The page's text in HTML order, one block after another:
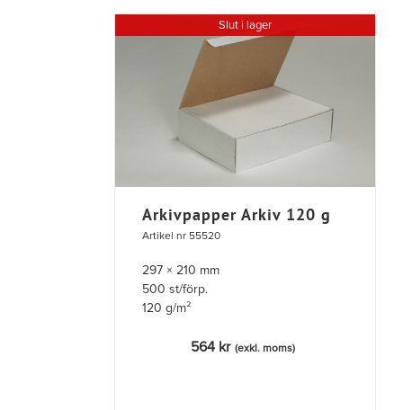
Slut i lager
Arkivpapper Arkiv 120 g
Artikel nr 55520
297 × 210 mm
500 st/förp.
120 g/m²
564 kr (exkl. moms)